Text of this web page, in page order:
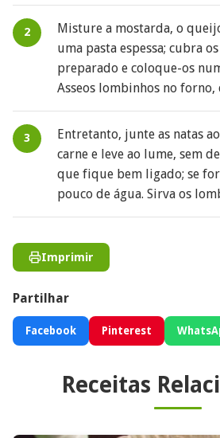
Misture a mostarda, o
uma pasta espessa; cubra
preparado e coloque-os
Asseos lombinhos no forno,
Entretanto, junte as natas
carne e leve ao lume, sem
que fique bem ligado; se
pouco de água. Sirva os
Imprimir
Partilhar
Facebook Pinterest
Receitas